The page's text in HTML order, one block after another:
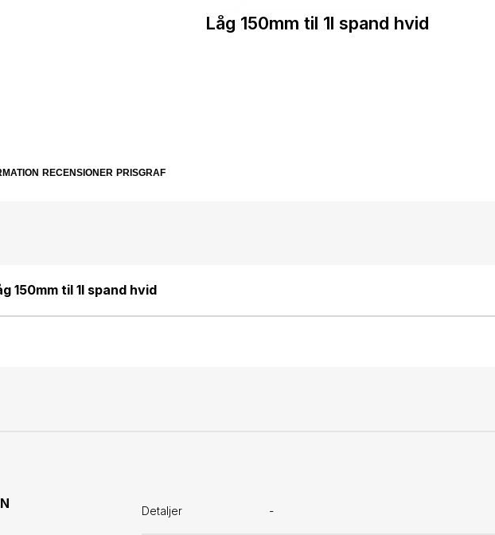
Låg 150mm til 1l spand hvid
RECENSIONER PRISGRAF
150mm til 1l spand hvid
Detaljer -